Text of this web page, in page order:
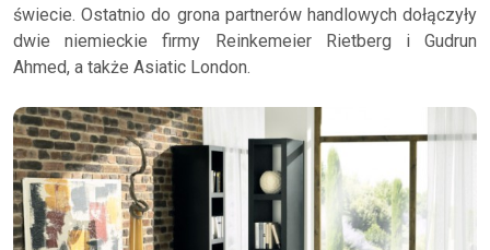
świecie. Ostatnio do grona partnerów handlowych dołączyły
dwie niemieckie firmy Reinkemeier Rietberg i Gudrun
Ahmed, a także Asiatic London.